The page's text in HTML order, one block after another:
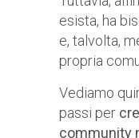
esista, ha
e, talvolta,
propria
Vediamo
passi per
community